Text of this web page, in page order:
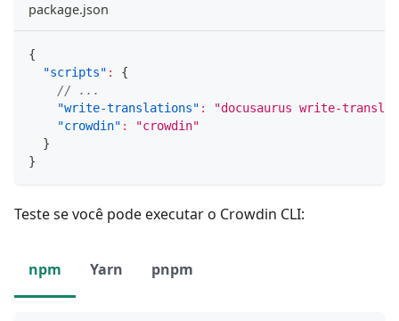
package.json
{
"scripts" :
{
// ...
"write-translations" :
"docusaurus write-
"crowdin" :
"crowdin"
}
}
Teste se você pode executar o Crowdin CLI:
npm Yarn pnpm